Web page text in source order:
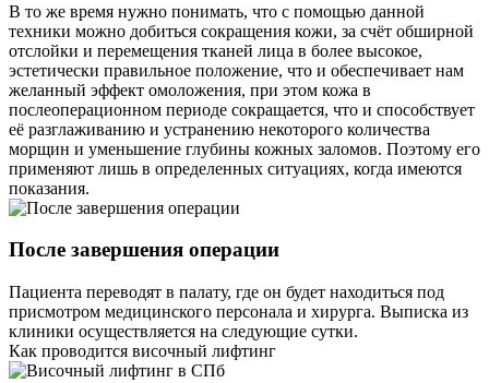
В то же время нужно понимать, что с помощью данной
техники можно добиться сокращения кожи, за счёт обширной
отслойки и перемещения тканей лица в более высокое,
эстетически правильное положение, что и обеспечивает нам
желанный эффект омоложения, при этом кожа в
послеоперационном периоде сокращается, что и способствует
её разглаживанию и устранению некоторого количества
морщин и уменьшение глубины кожных заломов. Поэтому его
применяют лишь в определенных ситуациях, когда имеются
показания.
После завершения операции
Пациента переводят в палату, где он будет находиться под
присмотром медицинского персонала и хирурга. Выписка из
клиники осуществляется на следующие сутки.
Как проводится височный лифтинг